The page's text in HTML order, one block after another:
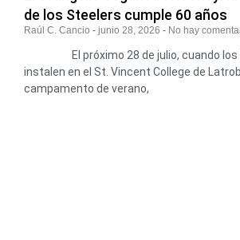
de los Steelers cumple 60 años
Raúl C. Cancio junio 28, 2026 No hay
El próximo 28 de julio, cuando los
instalen en el St. Vincent College de
campamento de verano,